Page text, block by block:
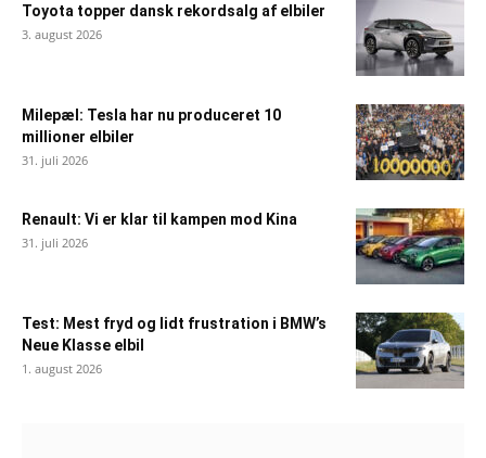
Toyota topper dansk rekordsalg af elbiler
3. august 2026
Milepæl: Tesla har nu produceret 10
millioner elbiler
31. juli 2026
Renault: Vi er klar til kampen mod Kina
31. juli 2026
Test: Mest fryd og lidt frustration i BMW’s
Neue Klasse elbil
1. august 2026